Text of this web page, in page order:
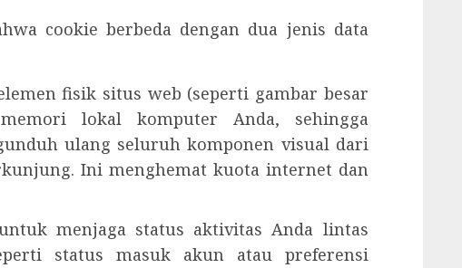
cookie berbeda dengan dua jenis data
fisik situs web (seperti gambar besar
lokal komputer Anda, sehingga
ulang seluruh komponen visual dari
Ini menghemat kuota internet dan
menjaga status aktivitas Anda lintas
status masuk akun atau preferensi